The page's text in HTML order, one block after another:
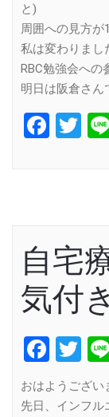
と)
周囲への見方が
私は変わりまし
RBC勉強会への
明日は阪倉さん
自宅
気付き
おはようござい
先日、インフル